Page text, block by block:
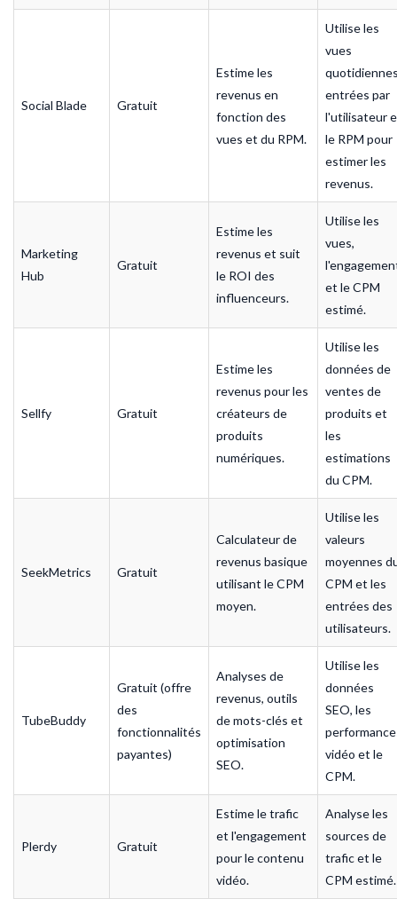
Social Blade Gratuit
Estime les
revenus en
fonction des
vues et du RPM.
Utilise les
vues
entrées par
l'utilisateur
le RPM pour
estimer les
revenus.
Marketing
Hub
Gratuit
Estime les
revenus et suit
le ROI des
influenceurs.
Utilise les
vues,
et le CPM
estimé.
Sellfy Gratuit
Estime les
revenus pour les
créateurs de
produits
numériques.
Utilise les
données de
ventes de
produits et
les
estimations
du CPM.
SeekMetrics Gratuit
Calculateur de
revenus basique
utilisant le CPM
moyen.
Utilise les
valeurs
moyennes
CPM et les
entrées des
utilisateurs.
TubeBuddy
Gratuit (offre
des
fonctionnalités
payantes)
Analyses de
revenus, outils
de mots-clés et
optimisation
SEO.
Utilise les
données
SEO, les
vidéo et le
CPM.
Plerdy Gratuit
Estime le trafic
et l'engagement
pour le contenu
vidéo.
Analyse les
sources de
trafic et le
CPM estimé.